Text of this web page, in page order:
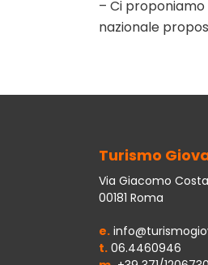
– Ci
nazionale
Turismo
Via Giacomo
00181 Roma
e.
t. 06.4460946